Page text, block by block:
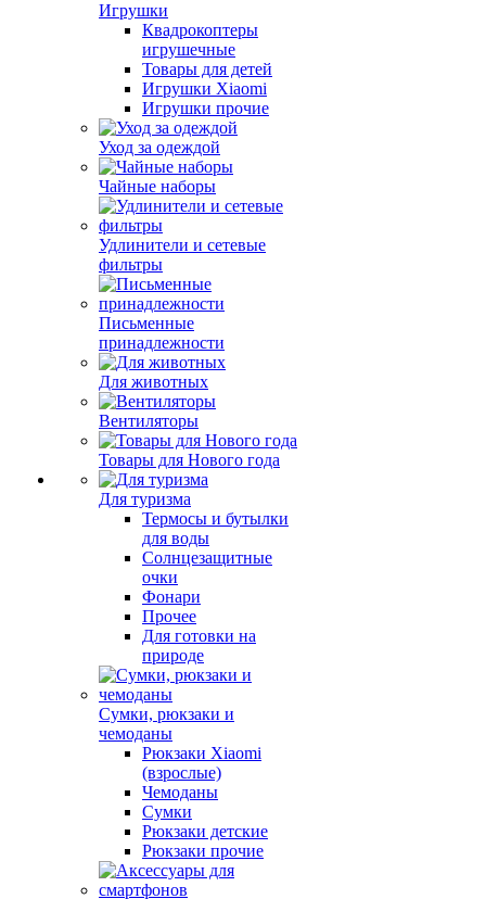
Игрушки
Квадрокоптеры
игрушечные
Товары для детей
Игрушки Xiaomi
Игрушки прочие
Уход за одеждой
Чайные наборы
Удлинители и сетевые
фильтры
Письменные
принадлежности
Для животных
Вентиляторы
Товары для Нового года
Для туризма
Термосы и бутылки
для воды
Солнцезащитные
очки
Фонари
Прочее
Для готовки на
природе
Сумки, рюкзаки и
чемоданы
Рюкзаки Xiaomi
(взрослые)
Чемоданы
Сумки
Рюкзаки детские
Рюкзаки прочие